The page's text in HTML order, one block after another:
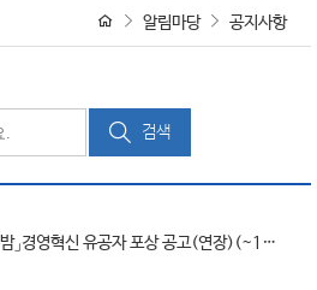
알림마당 공지사항
검색
[마감]「2025 메인비즈 혁신인의 밤」경영혁신 유공자 포상 공고(연장)(~10/20, 12:00)